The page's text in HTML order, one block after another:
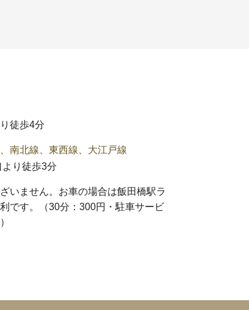
徒歩4分
南北線、東西線、大江戸線
より徒歩3分
いません。お車の場合は飯田橋駅ラ
です。（30分：300円・駐車サービ